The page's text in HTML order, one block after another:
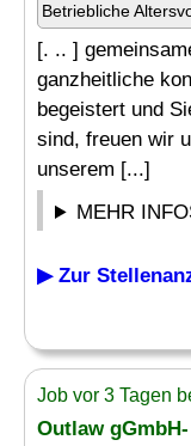
Betriebliche
[. .. ]
ganzheitliche
begeistert und
sind, freuen wir
unserem [...]
MEHR
▶ Zur
Job vor 3 Tagen
Outlaw